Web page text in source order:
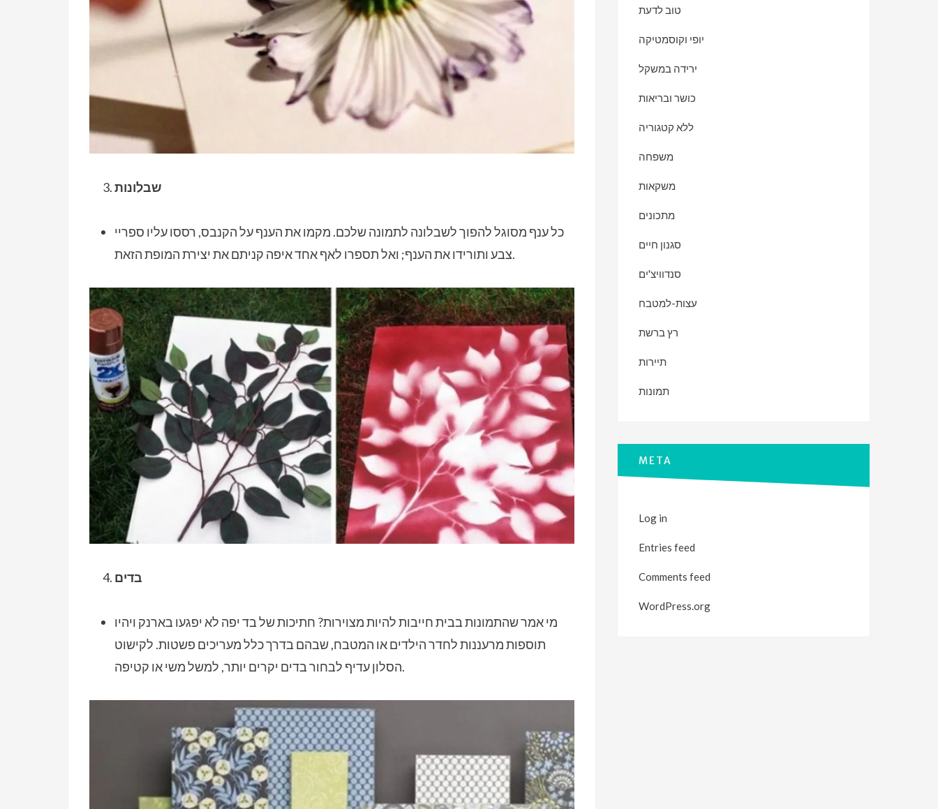
שבלונות
כל ענף מסוגל להפוך לשבלונה לתמונה שלכם. מקמו את הענף על הקנבס, רססו עליו ספריי
צבע ותורידו את הענף; ואל תספרו לאף אחד איפה קניתם את יצירת המופת הזאת.
בדים
מי אמר שהתמונות בבית חייבות להיות מצוירות? חתיכות של בד יפה לא יפגעו בארנק ויהיו
תוספות מרעננות לחדר הילדים או המטבח, שבהם בדרך כלל מעריכים פשטות. לקישוט
הסלון עדיף לבחור בדים יקרים יותר, למשל משי או קטיפה.
טוב לדעת
יופי וקוסמטיקה
ירידה במשקל
כושר ובריאות
ללא קטגוריה
משפחה
משקאות
מתכונים
סגנון חיים
סנדוויצ'ים
עצות-למטבח
רץ ברשת
תיירות
תמונות
META
Log in
Entries feed
Comments feed
WordPress.org